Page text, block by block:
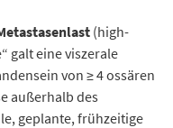
(high-
galt eine viszerale
von ≥ 4 ossären
außerhalb des
geplante, frühzeitige